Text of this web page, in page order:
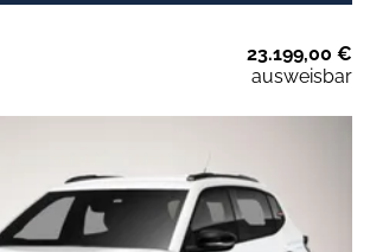
23.199,00 €
ausweisbar